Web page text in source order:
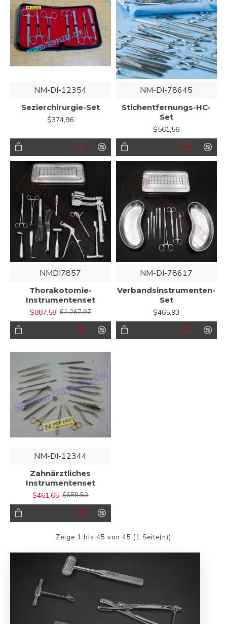
NM-DI-12354
Sezierchirurgie-Set
$374,96
NM-DI-78645
Stichentfernungs-HC-
Set
$561,56
NMDI7857
Thorakotomie-
Instrumentenset
$887,58 $1.267,97
NM-DI-78617
Verbandsinstrumenten-
Set
$465,93
NM-DI-12344
Zahnärztliches
Instrumentenset
$461,65 $659,50
Zeige 1 bis 45 von 45 (1 Seite(n))